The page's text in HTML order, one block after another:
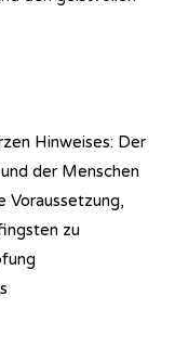
Hinweises: Der
der Menschen
Voraussetzung,
zu